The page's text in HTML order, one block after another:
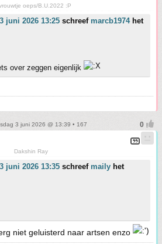
oeps/B.U.2022 :P
juni 2026 13:25 schreef marcb1974het
over zeggen eigenlijk
3 juni 2026 @ 13:39 • 167
Dakshin Ray
juni 2026 13:35 schreef maily het
niet geluisterd naar artsen enzo